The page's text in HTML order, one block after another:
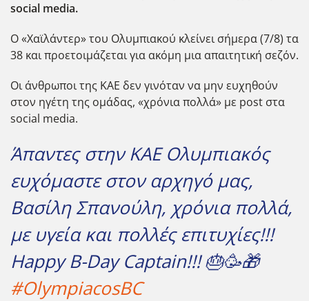
social media.
Ο «Χαϊλάντερ» του Ολυμπιακού κλείνει σήμερα (7/8) τα
38 και προετοιμάζεται για ακόμη μια απαιτητική σεζόν.
Οι άνθρωποι της ΚΑΕ δεν γινόταν να μην ευχηθούν
στον ηγέτη της ομάδας, «χρόνια πολλά» με post στα
social media.
Άπαντες στην ΚΑΕ Ολυμπιακός
ευχόμαστε στον αρχηγό μας,
Βασίλη Σπανούλη, χρόνια πολλά,
με υγεία και πολλές επιτυχίες!!!
Happy B-Day Captain!!! 🎂🥳🎁
#OlympiacosBC